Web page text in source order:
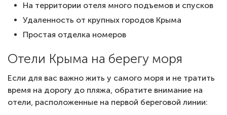
На территории отеля много подъемов и спусков
Удаленность от крупных городов Крыма
Простая отделка номеров
Отели Крыма на берегу моря
Если для вас важно жить у самого моря и не тратить
время на дорогу до пляжа, обратите внимание на
отели, расположенные на первой береговой линии: